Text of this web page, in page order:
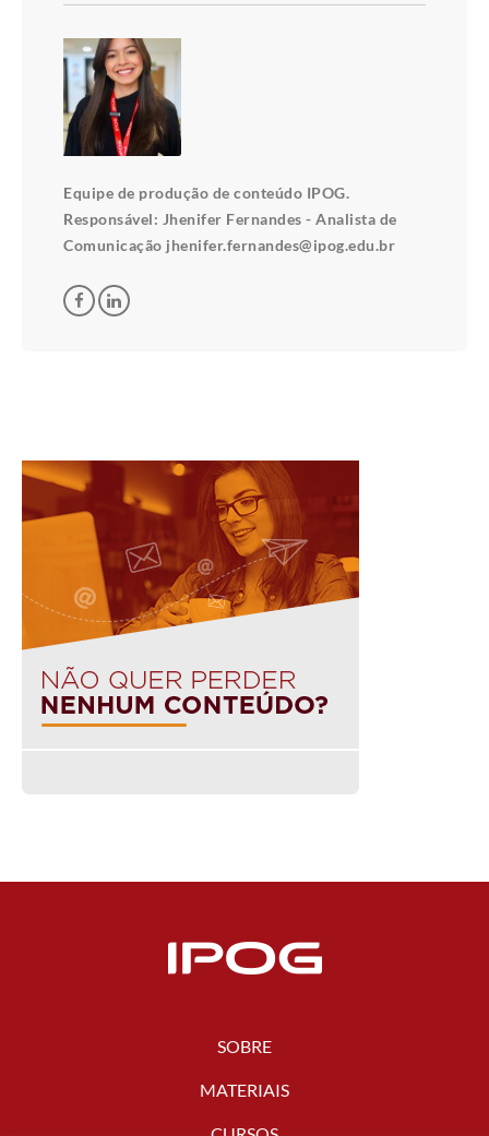
Equipe de produção de conteúdo IPOG.
Responsável: Jhenifer Fernandes - Analista de
Comunicação jhenifer.fernandes@ipog.edu.br
SOBRE
MATERIAIS